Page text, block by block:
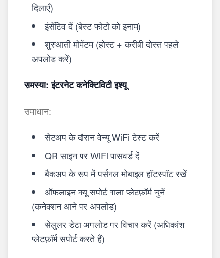
दिलाएँ)
इंसेंटिव दें (बेस्ट फोटो को इनाम)
शुरुआती मोमेंटम (होस्ट + करीबी दोस्त पहले
अपलोड करें)
समस्या: इंटरनेट कनेक्टिविटी इश्यू
समाधान:
सेटअप के दौरान वेन्यू WiFi टेस्ट करें
QR साइन पर WiFi पासवर्ड दें
बैकअप के रूप में पर्सनल मोबाइल हॉटस्पॉट रखें
ऑफलाइन क्यू सपोर्ट वाला प्लेटफ़ॉर्म चुनें
(कनेक्शन आने पर अपलोड)
सेलुलर डेटा अपलोड पर विचार करें (अधिकांश
प्लेटफ़ॉर्म सपोर्ट करते हैं)